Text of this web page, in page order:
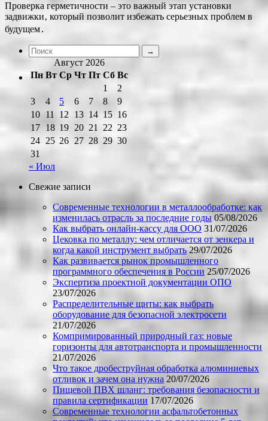
Проверка герметичности – это важный этап установки
задвижки‚ который позволит избежать серьезных проблем в
будущем․
Август 2026
Пн Вт Ср Чт Пт Сб Вс
1
2
3
4 5 6 7 8
9
10 11 12 13 14 15 16
17 18 19 20 21 22 23
24 25 26 27 28 29 30
31
« Июл
Свежие записи
Современные технологии в металлообработке: как
изменилась отрасль за последние годы 05/08/2026
Как выбрать онлайн-кассу для ООО 31/07/2026
Цековка по металлу: чем отличается от зенкера и
когда какой инструмент выбрать 29/07/2026
Как развивается рынок промышленного
программного обеспечения в России 25/07/2026
Экспертиза проектной документации ОПО
23/07/2026
Распределительные щиты: как выбрать
оборудование для безопасной электросети
21/07/2026
Компримированный природный газ: новые
горизонты для автотранспорта и промышленности
21/07/2026
Что такое дробеструйная обработка алюминиевых
отливок и зачем она нужна 20/07/2026
Пищевой ПВХ шланг: требования безопасности и
правила сертификации 17/07/2026
Современные технологии асфальтобетонных